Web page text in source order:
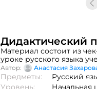
Дидактический
Материал состоит из
уроке русского языка
пропущенные буквы. В
буква встречается
Автор: Анастасия
Предметы:
Русский
Уровень:
Начальная